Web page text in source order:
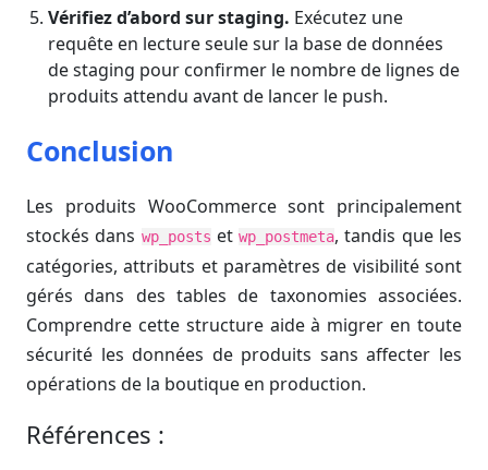
Vérifiez d’abord sur staging. Exécutez une
requête en lecture seule sur la base de données
de staging pour confirmer le nombre de lignes de
produits attendu avant de lancer le push.
Conclusion
Les produits WooCommerce sont principalement
stockés dans wp_posts etwp_postmeta, tandis que les
catégories, attributs et paramètres de visibilité sont
gérés dans des tables de taxonomies associées.
Comprendre cette structure aide à migrer en toute
sécurité les données de produits sans affecter les
opérations de la boutique en production.
Références :